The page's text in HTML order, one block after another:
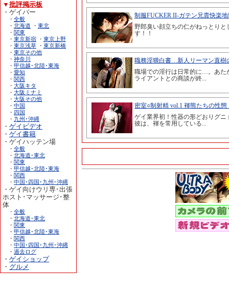
▼ 批評掲示板
・ゲイバー
・ 全般
・ 北海道 ・ 東北
・ 関東
・ 東京新宿 ・ 東京上野
・ 東京浅草 ・ 東京新橋
・ 東京その他
・ 神奈川
・ 甲信越･北陸･東海
・ 愛知
・ 関西
・ 大阪キタ
・ 大阪ミナミ
・ 大阪その他
・ 中国
・ 四国
・ 九州･沖縄
・ ゲイビデオ
・ ゲイ書籍
・ゲイハッテン場
・ 全般
・ 北海道･東北
・ 関東
・ 甲信越･北陸･東海
・ 関西
・ 中国･四国･九州･沖縄
・ゲイ向けウリ専･出張
ホスト･マッサージ･整
体
・ 全般
・ 北海道･東北
・ 関東
・ 甲信越･北陸･東海
・ 関西
・ 中国･四国･九州･沖縄
・ 過去ログ
・ ゲイショップ
・ グルメ